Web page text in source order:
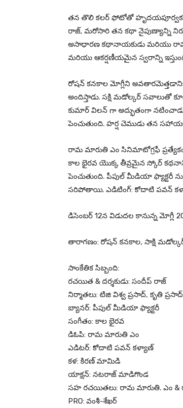
తన తొలి కలర్ ఫోటోతో హృదయపూర్వక
రాజ్, మరోసారి తన కథా నైపుణ్యాన్ని
అసాధారణ కథానాయకుడు మరియు
మరియు ఆకర్షణీయమైన స్వరాన్ని
రోషన్ కనకాల మోగ్లీని అవతారమెత్తడానికి
అందిస్తాడు. సక్షి మడోల్కర్ సవాలుతో
కుమార్ విలన్ గా అద్భుతంగా
పెంచుతుంది. హర్ష చెముడు తన
రామ మారుతి ఎం సినిమాటోగ్రఫీ
కాల భైరవ యొక్క తీవ్రమైన స్కోర్
పెంచుతుంది. పీపుల్ మీడియా ఫ్యాక్టరీ
సరిపోతాయి. ఎడిటింగ్: కోదాటి పవన్
డిసెంబర్ 12న విడుదల కానున్న మోగ్లీ
తారాగణం: రోషన్ కనకాల, సాక్షి
సాంకేతిక సిబ్బంది:
రచయిత & దర్శకుడు: సందీప్ రాజ్
నిర్మాతలు: టిజి విశ్వ ప్రసాద్, కృతి ప్రసాద్
బ్యానర్: పీపుల్ మీడియా ఫ్యాక్టరీ
సంగీతం: కాల భైరవ
డిఓపి: రామ మారుతి ఎం
ఎడిటర్: కోదాటి పవన్ కళ్యాణ్
కళ: కిరణ్ మామిడి
యాక్షన్: నటరాజ్ మాడిగొండ
సహ రచయితలు: రామ మారుతి. ఎం &
PRO: వంశీ-శేఖర్